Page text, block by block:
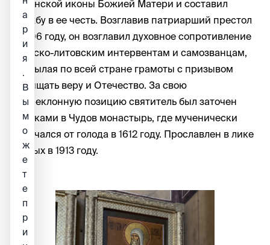
Казанской иконы Божией Матери и составил
службу в ее честь. Возглавив патриарший престол
в 1606 году, он возглавил духовное сопротивление
польско-литовским интервентам и самозванцам,
рассылая по всей стране грамоты с призывом
защищать веру и Отечество. За свою
непреклонную позицию святитель был заточен
поляками в Чудов монастырь, где мученически
скончался от голода в 1612 году. Прославлен в лике
святых в 1913 году.
а
р
и
я
.
В
ы
м
о
ж
е
т
е
п
р
и